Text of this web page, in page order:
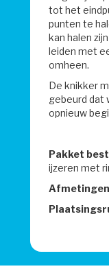
tot het
punten te
kan halen
leiden met
omheen.
De knikker
gebeurd dat
opnieuw
Pakket
ijzeren met